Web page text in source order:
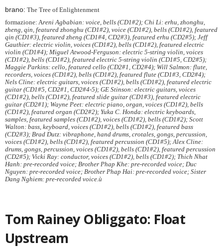
brano: The Tree of Enlightenment
formazione: Areni Agbabian: voice, bells (CD1#2); Chi Li: erhu, zhonghu,
zheng, qin, featured zhonghu (CD1#2), voice (CD1#2), bells (CD1#2), featured
qin (CD1#3), featured zheng (CD1#4, CD2#3), featured erhu (CD2#5); Jeff
Gauthier: electric violin, voices (CD1#2), bells (CD1#2), featured electric
violin (CD1#4); Miguel Atwood-Ferguson: electric 5-string violin, voices
(CD1#2), bells (CD1#2), featured electric 5-string violin (CD1#5, CD2#5);
Maggie Parkins: cello, featured cello (CD2#1, CD2#4); Will Salmon: flute,
recorders, voices (CD1#2), bells (CD1#2), featured flute (CD1#3, CD2#4);
Nels Cline: electric guitars, voices (CD1#2), bells (CD1#2), featured electric
guitar (CD1#5, CD2#1, CD2#4-5); GE Stinson: electric guitars, voices
(CD1#2), bells (CD1#2), featured slide guitar (CD1#3), featured electric
guitar (CD2#1); Wayne Peet: electric piano, organ, voices (CD1#2), bells
(CD1#2), featured organ (CD2#2); Yuka C. Honda: electric keyboards,
samples, featured samples (CD1#2), voices (CD1#2), bells (CD1#2); Scott
Walton: bass, keyboard, voices (CD1#2), bells (CD1#2), featured bass
(CD2#3); Brad Dutz: vibraphone, hand drums, crotales, gongs, percussion,
voices (CD1#2), bells (CD1#2), featured percussion (CD1#5); Alex Cline:
drums, gongs, percussion, voices (CD1#2), bells (CD1#2), featured percussion
(CD2#5); Vicki Ray: conductor, voices (CD1#2), bells (CD1#2); Thich Nhat
Hanh: pre-recorded voice; Brother Phap Khe: pre-recorded voice; Duc
Nguyen: pre-recorded voice; Brother Phap Hai: pre-recorded voice; Sister
Dang Nghiem: pre-recorded voice.ù
Tom Rainey Obliggato: Float
Upstream